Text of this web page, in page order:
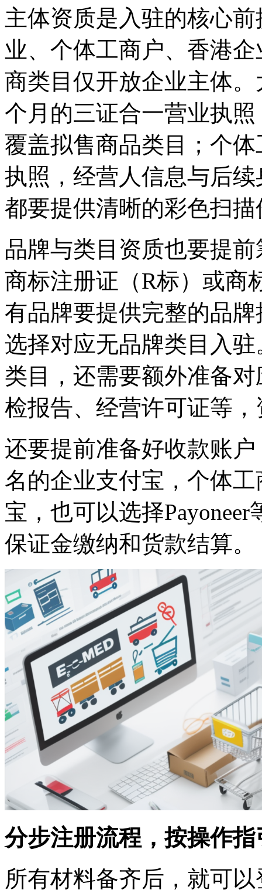
主体资质是入驻的核心
业、个体工商户、香港
商类目仅开放企业主体
个月的三证合一营业执
覆盖拟售商品类目；个
执照，经营人信息与后
都要提供清晰的彩色扫
品牌与类目资质也要提
商标注册证（R标）或商
有品牌要提供完整的品
选择对应无品牌类目入
类目，还需要额外准备
检报告、经营许可证等
还要提前准备好收款账
名的企业支付宝，个体
宝，也可以选择
保证金缴纳和货款结算。
分步注册流程，按操作
所有材料备齐后，就可